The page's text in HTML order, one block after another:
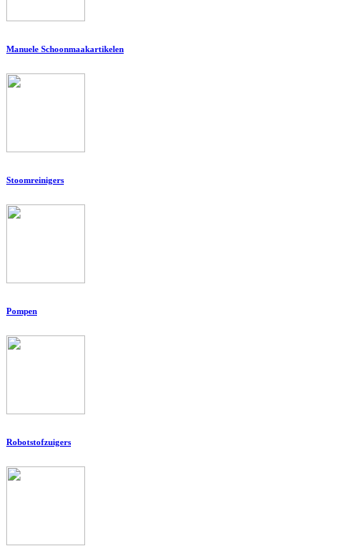
Manuele Schoonmaakartikelen
Stoomreinigers
Pompen
Robotstofzuigers